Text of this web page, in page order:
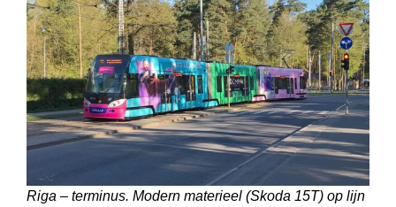
Riga – terminus. Modern materieel (Skoda 15T) op lijn